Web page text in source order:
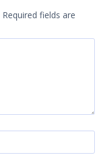
Required fields are